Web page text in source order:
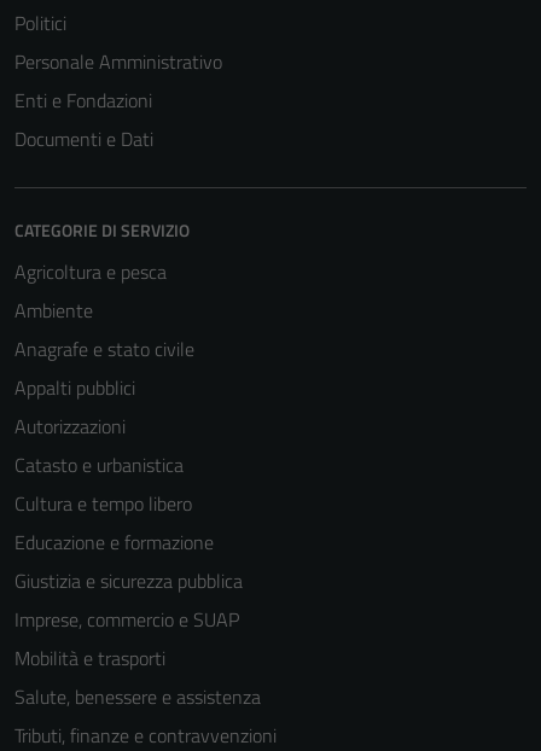
Politici
Personale Amministrativo
Enti e Fondazioni
Documenti e Dati
CATEGORIE DI SERVIZIO
Agricoltura e pesca
Ambiente
Anagrafe e stato civile
Appalti pubblici
Autorizzazioni
Catasto e urbanistica
Cultura e tempo libero
Educazione e formazione
Giustizia e sicurezza pubblica
Imprese, commercio e SUAP
Mobilità e trasporti
Salute, benessere e assistenza
Tributi, finanze e contravvenzioni